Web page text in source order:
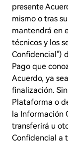
presente
mismo o tras
mantendrá en
técnicos y los
Confidencial")
Pago que
Acuerdo, ya
finalización.
Plataforma o
la Información
transferirá u
Confidencial a